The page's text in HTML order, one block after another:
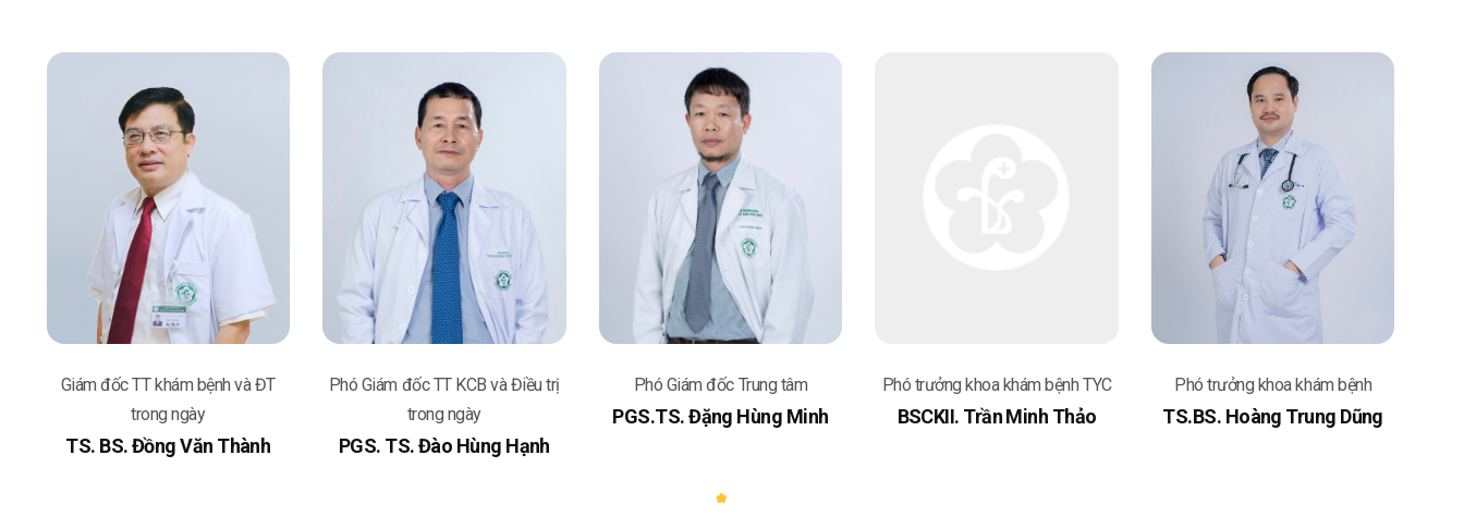
Giám đốc TT khám bệnh và ĐT
trong ngày
TS. BS. Đồng Văn Thành
Phó Giám đốc TT KCB và Điều trị
trong ngày
PGS. TS. Đào Hùng Hạnh
Phó Giám đốc Trung tâm
PGS.TS. Đặng Hùng Minh
Phó trưởng khoa khám bệnh TYC
BSCKII. Trần Minh Thảo
Phó trưởng khoa khám bệnh
TS.BS. Hoàng Trung Dũng